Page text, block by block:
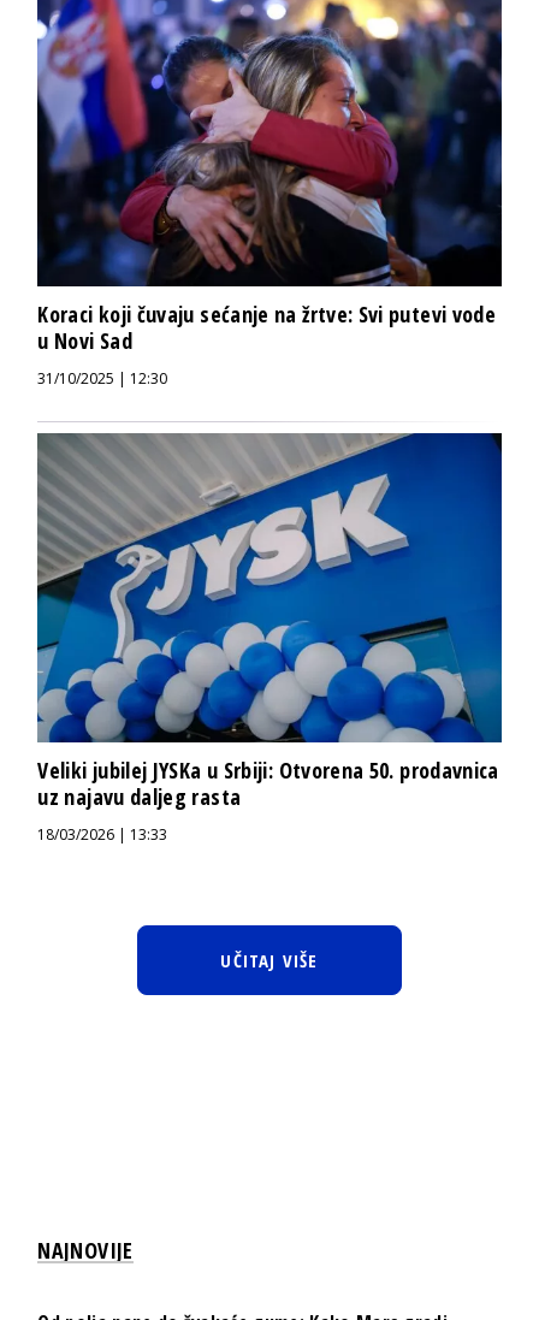
Koraci koji čuvaju sećanje na žrtve: Svi putevi vode
u Novi Sad
31/10/2025 | 12:30
Veliki jubilej JYSKa u Srbiji: Otvorena 50. prodavnica
uz najavu daljeg rasta
18/03/2026 | 13:33
UČITAJ VIŠE
NAJNOVIJE